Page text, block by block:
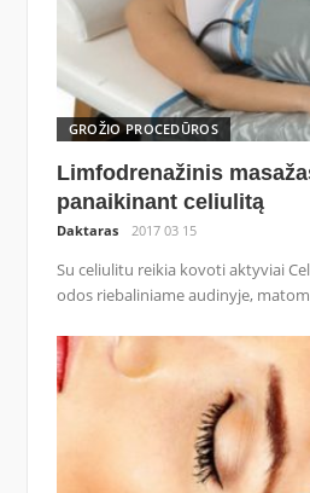
GROŽIO PROCEDŪROS
Limfodrenažinis
panaikinant celiulitą
Daktaras 2017 03 15
Su celiulitu reikia kovoti aktyviai
odos riebaliniame audinyje,